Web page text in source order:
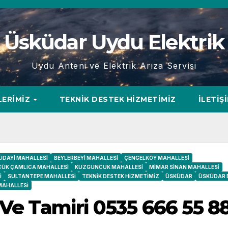
Üsküdar Uydu Elektrik
Uydu Anteni ve Elektrik Arıza Servisi
TEKNIK DESTEK HIZMETIMIZ
MAHALLESI BEYLERBEYI MAHALLESI
ÇENGELKÖY MAHALLESI
ÇAMLICA MAHALLESI KUZGUNCUK MAHALLESI
MIMAR SINAN MAHALLESI
SULTANTEPE MAHALLESI TEKNIK DESTEK HIZMETIMIZ ÜSKÜDAR
ÜSKÜDAR
Tamiri 0535 666 55